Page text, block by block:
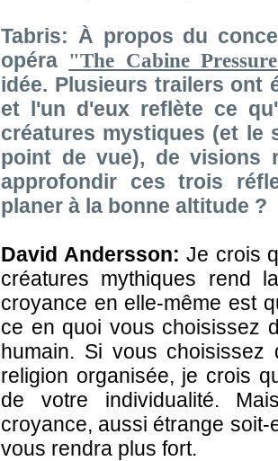
Tabris: À propos du
opéra "The Cabine
idée. Plusieurs trailers ont
et l'un d'eux reflète ce
créatures mystiques (et le
point de vue), de visions
approfondir ces trois
planer à la bonne altitude ?
David Andersson:Je crois
créatures mythiques rend
croyance en elle-même est
ce en quoi vous choisissez
humain. Si vous
religion organisée, je crois
de votre individualité.
croyance, aussi étrange
vous rendra plus fort.